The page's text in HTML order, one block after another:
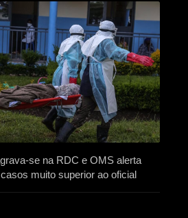
se na RDC e OMS alerta
muito superior ao oficial